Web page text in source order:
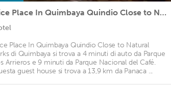
Nice Place In Quimbaya Quindio Close to Natural Parks
Place In Quimbaya Quindio Close to Natural
di Quimbaya si trova a 4 minuti di auto da Parque
Arrieros e 9 minuti da Parque Nacional del Café.
guest house si trova a 13,9 km da Panaca ...